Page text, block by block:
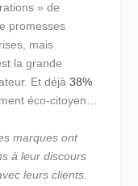
» de
promesses
mais
la grande
Et déjà38%
éco-citoyen…
marques ont
à leur discours
leurs clients.